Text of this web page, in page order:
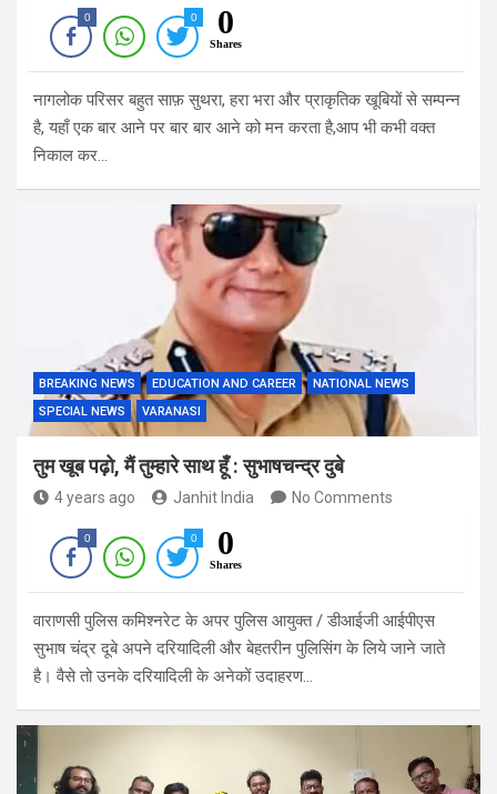
0 0 0
Shares
नागलोक परिसर बहुत साफ़ सुथरा, हरा भरा और प्राकृतिक खूबियों से सम्पन्न
है, यहाँ एक बार आने पर बार बार आने को मन करता है,आप भी कभी वक्त
निकाल कर…
BREAKING NEWS EDUCATION AND CAREER
NATIONAL NEWS
SPECIAL NEWS
VARANASI
तुम खूब पढ़ो, मैं तुम्हारे साथ हूँ : सुभाषचन्द्र दुबे
4 years ago Janhit India No Comments
0 0 0
Shares
वाराणसी पुलिस कमिश्नरेट के अपर पुलिस आयुक्त / डीआईजी आईपीएस
सुभाष चंद्र दूबे अपने दरियादिली और बेहतरीन पुलिसिंग के लिये जाने जाते
है। वैसे तो उनके दरियादिली के अनेकों उदाहरण…